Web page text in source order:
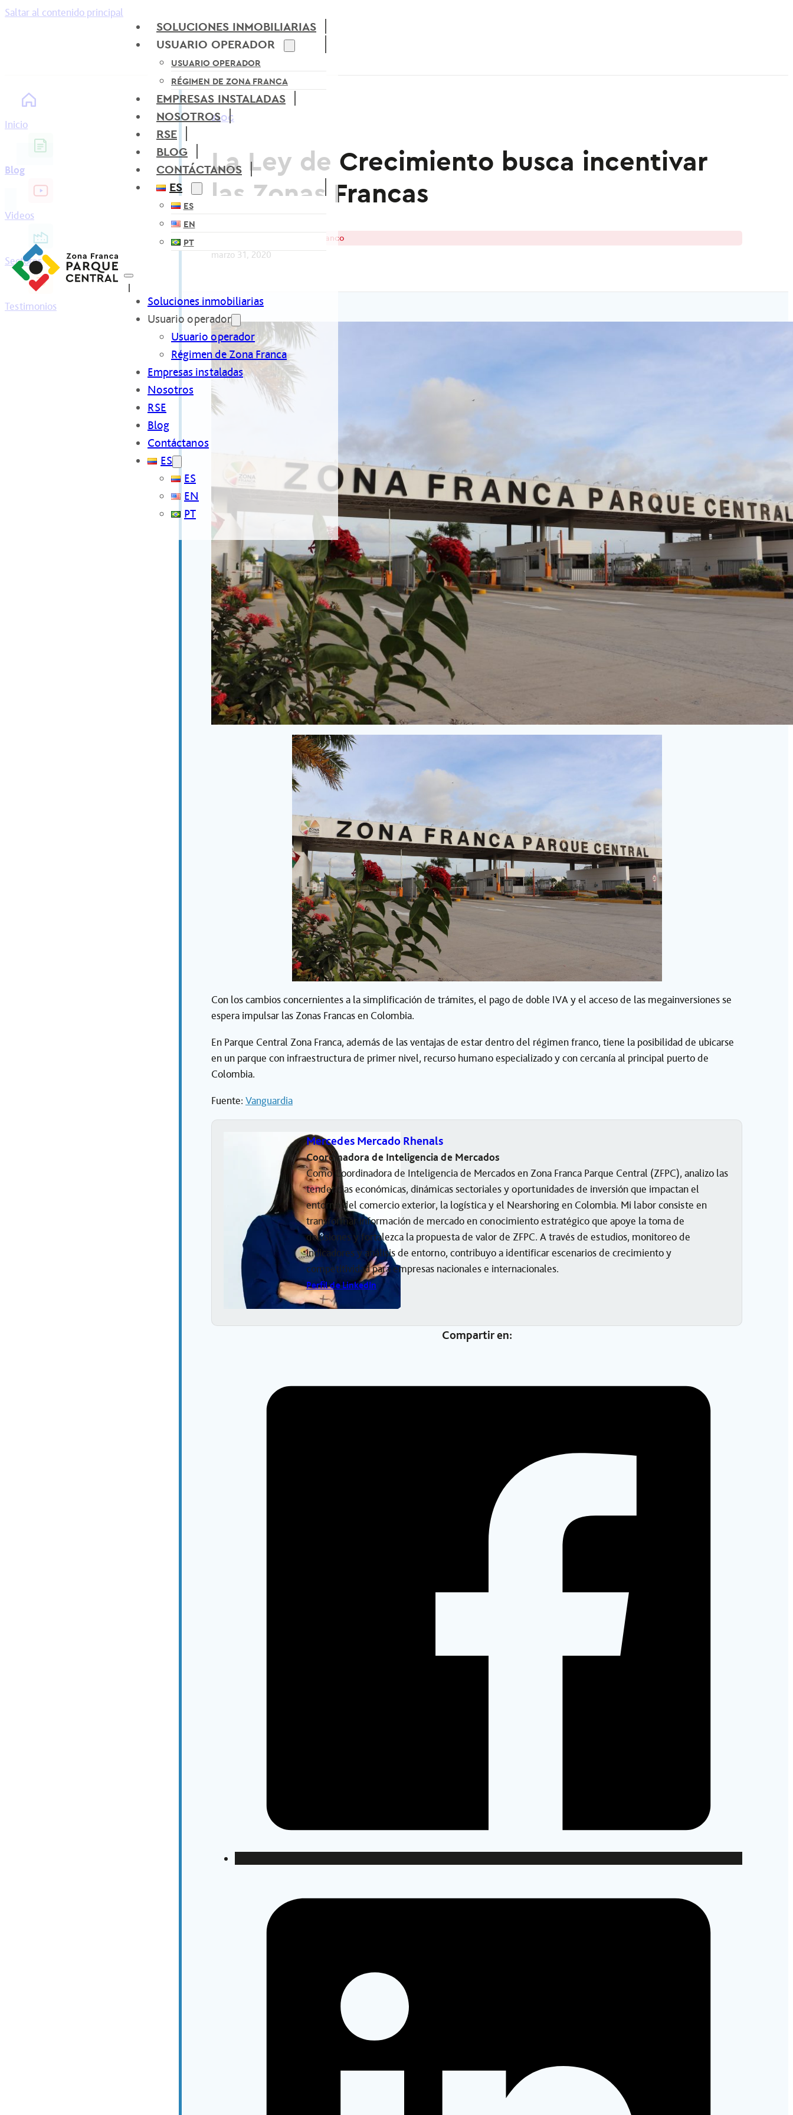
Saltar al contenido principal
SOLUCIONES INMOBILIARIAS
USUARIO OPERADOR
USUARIO OPERADOR
RÉGIMEN DE ZONA FRANCA
EMPRESAS INSTALADAS
NOSOTROS
RSE
BLOG
CONTÁCTANOS
ES
ES
EN
PT
Soluciones inmobiliarias
Usuario operador
Usuario operador
Régimen de Zona Franca
Empresas instaladas
Nosotros
RSE
Blog
Contáctanos
ES
ES
EN
PT
Inicio
Blog
Videos
Sectores
Testimonios
BLOG
La Ley de Crecimiento busca incentivar
las Zonas Francas
Zonas Francas y Régimen Franco
marzo 31, 2020
Con los cambios concernientes a la simplificación de trámites, el pago de doble IVA y el acceso de las megainversiones se
espera impulsar las Zonas Francas en Colombia.
En Parque Central Zona Franca, además de las ventajas de estar dentro del régimen franco, tiene la posibilidad de ubicarse
en un parque con infraestructura de primer nivel, recurso humano especializado y con cercanía al principal puerto de
Colombia.
Fuente: Vanguardia
Mercedes Mercado Rhenals
Coordinadora de Inteligencia de Mercados
Como Coordinadora de Inteligencia de Mercados en Zona Franca Parque Central (ZFPC), analizo las
tendencias económicas, dinámicas sectoriales y oportunidades de inversión que impactan el
entorno del comercio exterior, la logística y el Nearshoring en Colombia. Mi labor consiste en
transformar información de mercado en conocimiento estratégico que apoye la toma de
decisiones y fortalezca la propuesta de valor de ZFPC. A través de estudios, monitoreo de
indicadores y análisis de entorno, contribuyo a identificar escenarios de crecimiento y
competitividad para empresas nacionales e internacionales.
Perfil de LinkedIn
Compartir en: